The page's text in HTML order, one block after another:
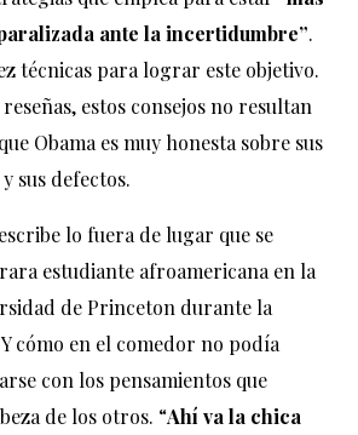
ante la incertidumbre”.
técnicas para lograr este objetivo.
estos consejos no resultan
Obama es muy honesta sobre sus
sus defectos.
lo fuera de lugar que se
estudiante afroamericana en la
de Princeton durante la
cómo en el comedor no podía
con los pensamientos que
de los otros. “Ahí va la chica